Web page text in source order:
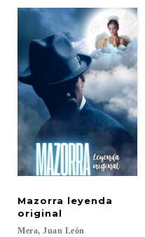
Mazorra leyenda
original
Mera, Juan León